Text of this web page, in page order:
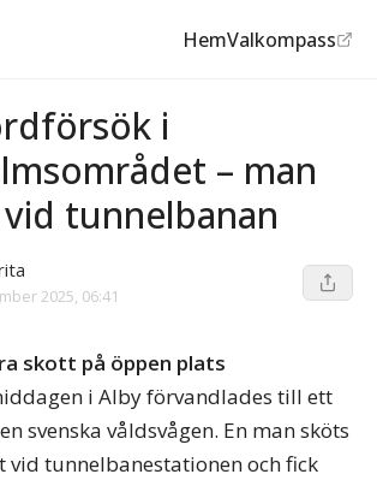
HemValkompass
i
– man
tunnelbanan
2025, 06:41
skott på öppen plats
i Alby förvandlades till ett
svenska våldsvågen. En man sköts
vid tunnelbanestationen och fick